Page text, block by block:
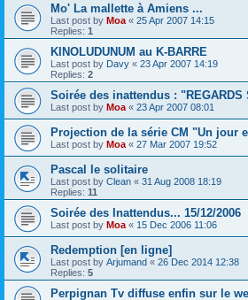
Mo' La mallette à Amiens ...
Last post by Moa « 25 Apr 2007 14:15
Replies: 1
KINOLUDUNUM au K-BARRE
Last post by Davy « 23 Apr 2007 14:19
Replies: 2
Soirée des inattendus : "REGARDS
Last post by Moa « 23 Apr 2007 08:01
Projection de la série CM "Un jour
Last post by Moa « 27 Mar 2007 19:52
Pascal le solitaire
Last post by Clean « 31 Aug 2008 18:19
Replies: 11
Soirée des Inattendus... 15/12/2006
Last post by Moa « 15 Dec 2006 11:06
Redemption [en ligne]
Last post by Arjumand « 26 Dec 2014 12:38
Replies: 5
Perpignan Tv diffuse enfin sur le